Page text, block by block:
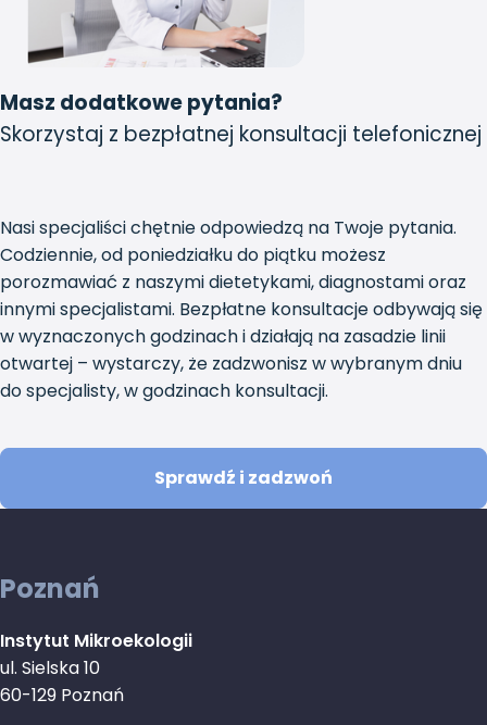
Masz dodatkowe pytania?
Skorzystaj z bezpłatnej konsultacji telefonicznej
Nasi specjaliści chętnie odpowiedzą na Twoje pytania.
Codziennie, od poniedziałku do piątku możesz
porozmawiać z naszymi dietetykami, diagnostami oraz
innymi specjalistami. Bezpłatne konsultacje odbywają się
w wyznaczonych godzinach i działają na zasadzie linii
otwartej – wystarczy, że zadzwonisz w wybranym dniu
do specjalisty, w godzinach konsultacji.
Sprawdź i zadzwoń
Poznań
Instytut Mikroekologii
ul. Sielska 10
60-129 Poznań